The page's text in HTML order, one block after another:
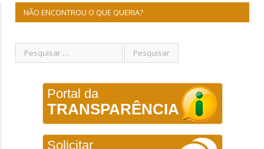
NÃO ENCONTROU O QUE QUERIA?
Portal da
TRANSPARÊNCIA
Solicitar